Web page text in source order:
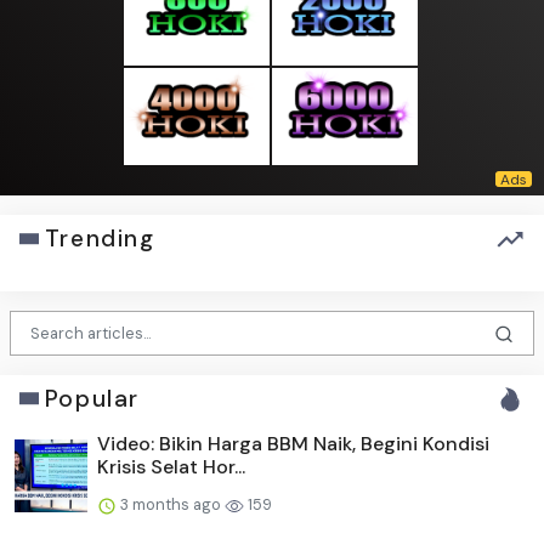
Trending
Popular
Video: Bikin Harga BBM Naik, Begini Kondisi
Krisis Selat Hor...
3 months ago 159